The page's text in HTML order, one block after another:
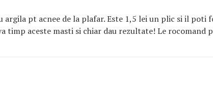
argila pt acnee de la plafar. Este 1,5 lei un plic si il poti
timp aceste masti si chiar dau rezultate! Le rocomand